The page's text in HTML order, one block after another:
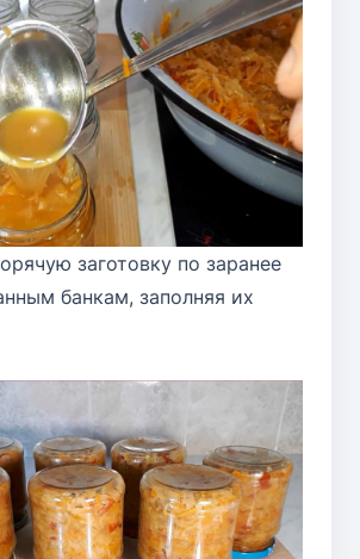
заготовку по заранее
банкам, заполняя их